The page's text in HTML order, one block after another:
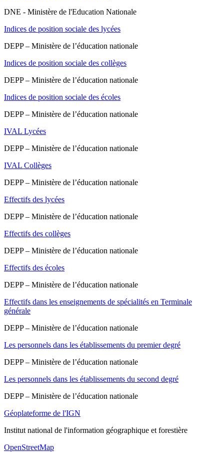
DNE - Ministère de l'Education Nationale
Indices de position sociale des lycées
DEPP – Ministère de l’éducation nationale
Indices de position sociale des collèges
DEPP – Ministère de l’éducation nationale
Indices de position sociale des écoles
DEPP – Ministère de l’éducation nationale
IVAL Lycées
DEPP – Ministère de l’éducation nationale
IVAL Collèges
DEPP – Ministère de l’éducation nationale
Effectifs des lycées
DEPP – Ministère de l’éducation nationale
Effectifs des collèges
DEPP – Ministère de l’éducation nationale
Effectifs des écoles
DEPP – Ministère de l’éducation nationale
Effectifs dans les enseignements de spécialités en Terminale
générale
DEPP – Ministère de l’éducation nationale
Les personnels dans les établissements du premier degré
DEPP – Ministère de l’éducation nationale
Les personnels dans les établissements du second degré
DEPP – Ministère de l’éducation nationale
Géoplateforme de l'IGN
Institut national de l'information géographique et forestière
OpenStreetMap